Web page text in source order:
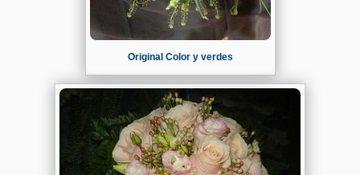
Original Color y verdes